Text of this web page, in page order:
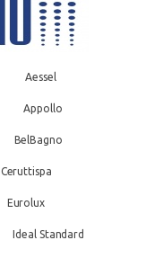
Aessel
Appollo
BelBagno
Ceruttispa
Eurolux
Ideal Standard